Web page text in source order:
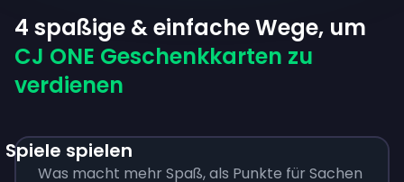
4 spaßige & einfache Wege, um
CJ ONE Geschenkkarten zu
verdienen
Spiele spielen
Was macht mehr Spaß, als Punkte für Sachen